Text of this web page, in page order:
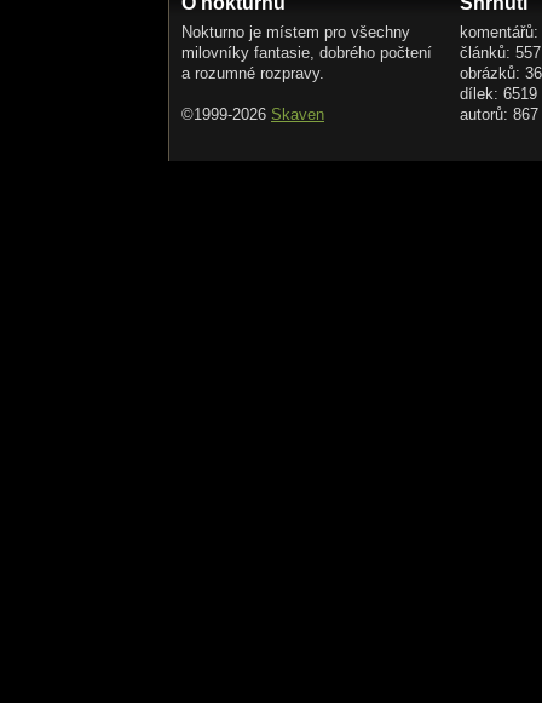
Nokturno je místem pro všechny
milovníky fantasie, dobrého počtení
a rozumné rozpravy.
©1999-2026 Skaven
článků: 557
obrázků:
dílek: 6519
autorů: 867